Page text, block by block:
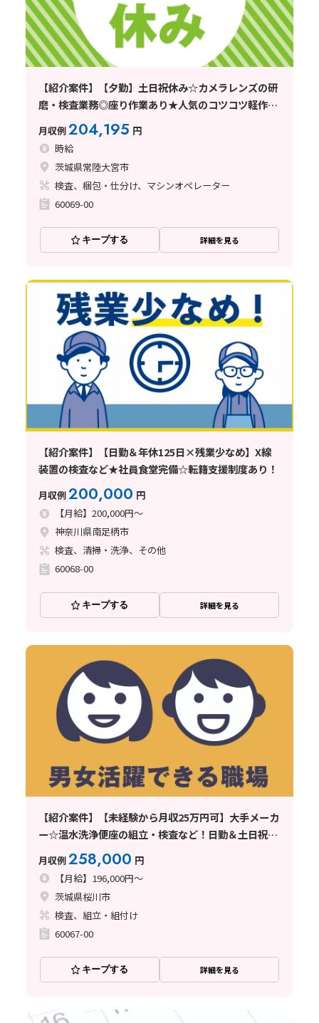
【紹介案件】【夕勤】土日祝休み☆カメラレンズの研
磨・検査業務◎座り作業あり★人気のコツコツ軽作業
☆未経験歓迎！大手メーカーグループ♪キレイな職場
月収例204,195 円
時給
茨城県常陸大宮市
検査、梱包・仕分け、マシンオペレーター
60069-00
キープする 詳細を見る
【紹介案件】【日勤＆年休125日×残業少なめ】X線
装置の検査など★社員食堂完備☆転籍支援制度あり！
月収例200,000 円
【月給】200,000円～
神奈川県南足柄市
検査、清掃・洗浄、その他
60068-00
キープする 詳細を見る
【紹介案件】【未経験から月収25万円可】大手メーカ
ー☆温水洗浄便座の組立・検査など！日勤＆土日祝休
月収例258,000 円
【月給】196,000円～
茨城県桜川市
検査、組立・組付け
60067-00
キープする 詳細を見る